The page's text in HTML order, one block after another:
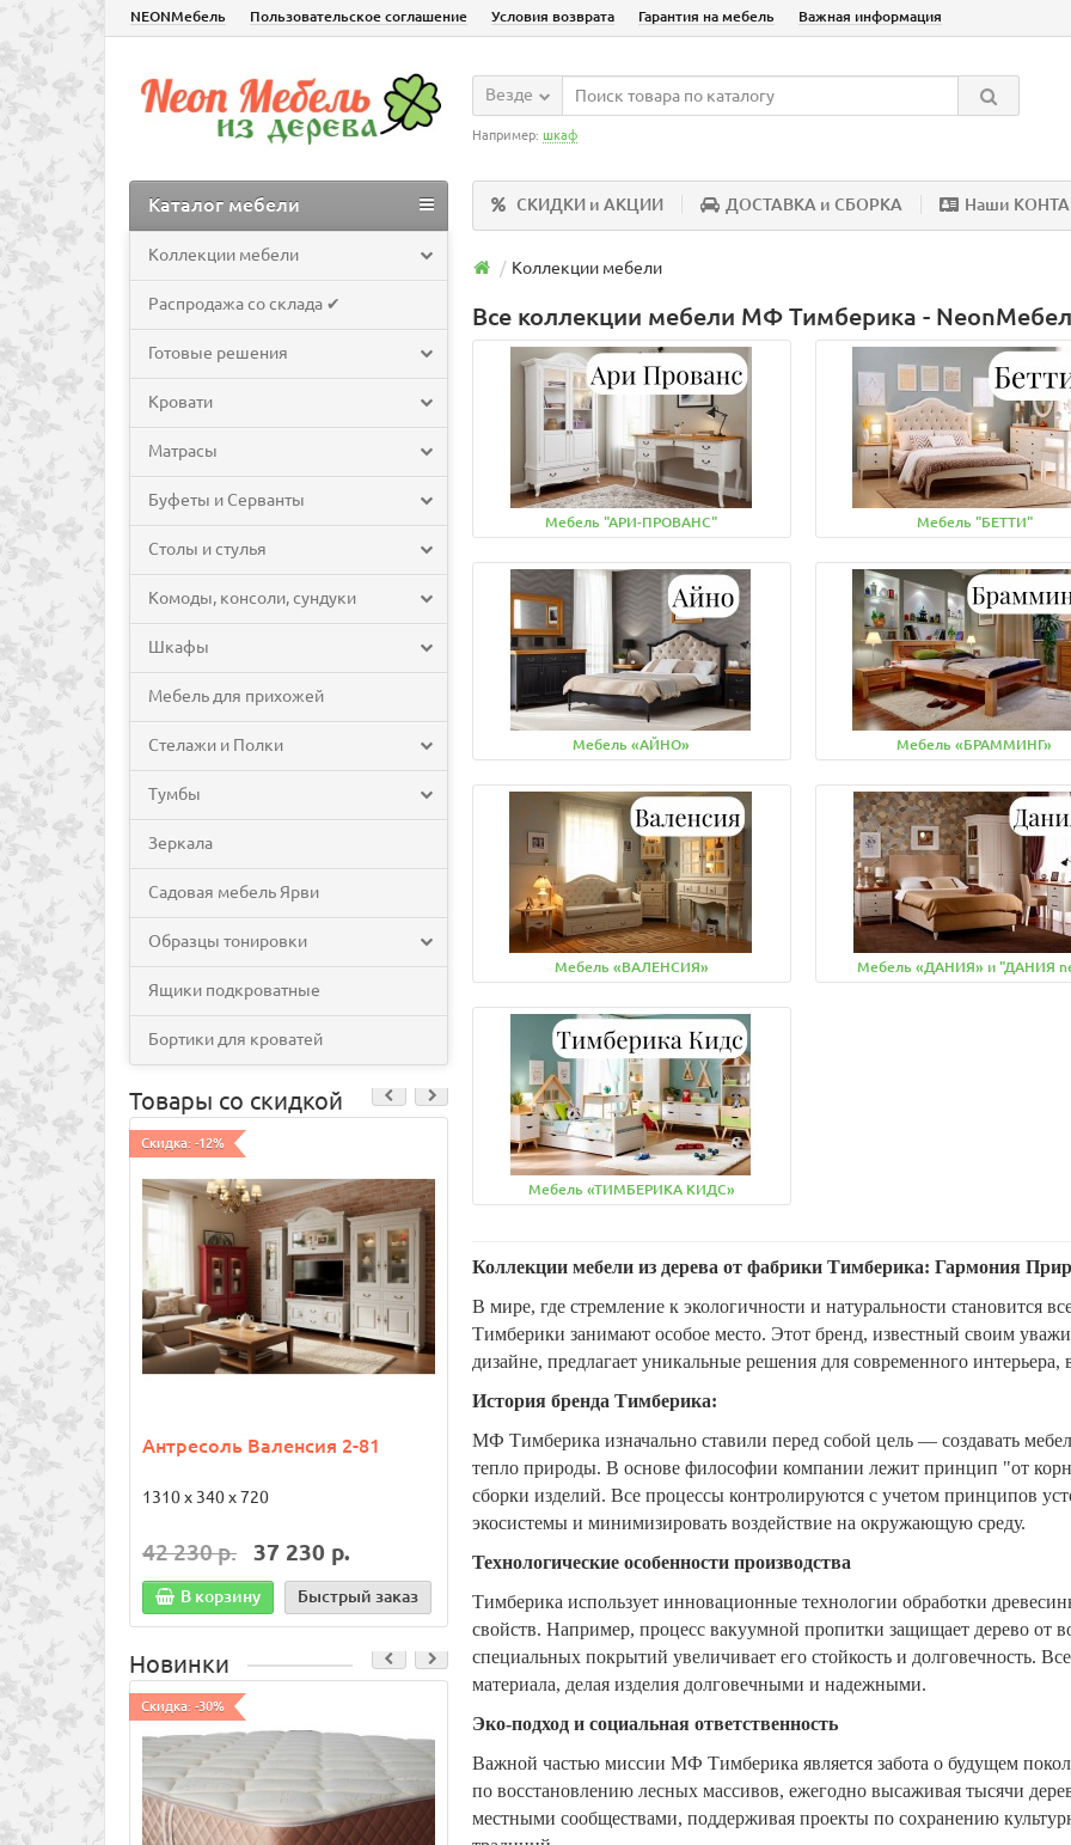
NEONМебель Пользовательское соглашение Условия возврата Гарантия на мебель Важная информация
Везде
Например: шкаф
СКИДКИ и АКЦИИ ДОСТАВКА и СБОРКА Наши
Каталог мебели
Коллекции мебели
Распродажа со склада ✔
Готовые решения
Кровати
Матрасы
Буфеты и Серванты
Столы и стулья
Комоды, консоли, сундуки
Шкафы
Мебель для прихожей
Стелажи и Полки
Тумбы
Зеркала
Садовая мебель Ярви
Образцы тонировки
Ящики подкроватные
Бортики для кроватей
Коллекции мебели
Товары со скидкой
Скидка: -12%
Антресоль Валенсия 2-81
1310 х 340 х 720
42 230 р. 37 230 р.
В корзину Быстрый заказ
Хит продаж!
Скидка: -25%
Антресоль Тимберика Кидс
№1
1200 х 320 х 360
14 662 р.
В корзину Быстрый заказ
Антресоль Тимберика
№2
1000 х 320 х 360
В корзину Быстрый
Новинки
Скидка: -30%
Все коллекции мебели МФ Тимберика -
Мебель "АРИ-ПРОВАНС" Мебель "БЕТТИ"
Мебель «АЙНО» Мебель «БРАММИНГ»
Мебель «ВАЛЕНСИЯ» Мебель «ДАНИЯ» и "ДАНИЯ
Мебель «ТИМБЕРИКА КИДС»
Коллекции мебели из дерева от фабрики Тимберика: Гармония
В мире, где стремление к экологичности и натуральности становится
Тимберики занимают особое место. Этот бренд, известный своим
дизайне, предлагает уникальные решения для современного
История бренда Тимберика:
МФ Тимберика изначально ставили перед собой цель — создавать
тепло природы. В основе философии компании лежит принцип "от
сборки изделий. Все процессы контролируются с учетом принципов
экосистемы и минимизировать воздействие на окружающую среду.
Технологические особенности производства
Тимберика использует инновационные технологии обработки
свойств. Например, процесс вакуумной пропитки защищает дерево от
специальных покрытий увеличивает его стойкость и долговечность.
материала, делая изделия долговечными и надежными.
Эко-подход и социальная ответственность
Важной частью миссии МФ Тимберика является забота о будущем
по восстановлению лесных массивов, ежегодно высаживая тысячи
местными сообществами, поддерживая проекты по сохранению